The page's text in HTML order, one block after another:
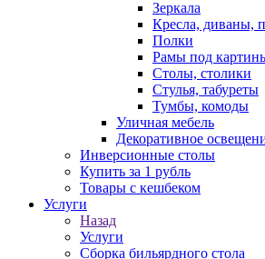
Зеркала
Кресла, диваны,
Полки
Рамы под
Столы, столики
Стулья, табуреты
Тумбы, комоды
Уличная мебель
Декоративное
Инверсионные столы
Купить за 1 рубль
Товары с кешбеком
Услуги
Назад
Услуги
Сборка бильярдного стола